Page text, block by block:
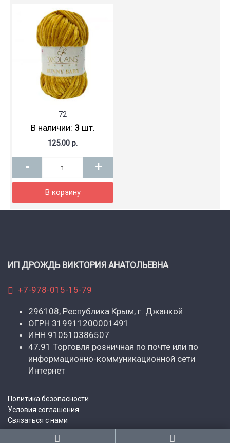
72
В наличии: 3шт.
125.00 р.
- +
В корзину
ИП ДРОЖДЬ ВИКТОРИЯ АНАТОЛЬЕВНА
+7-978-015-15-79
296108, Республика Крым, г. Джанкой
ОГРН 319911200001491
ИНН 910510386507
47.91 Торговля розничная по почте или по
информационно-коммуникационной сети
Интернет
Политика безопасности
Условия соглашения
Связаться с нами